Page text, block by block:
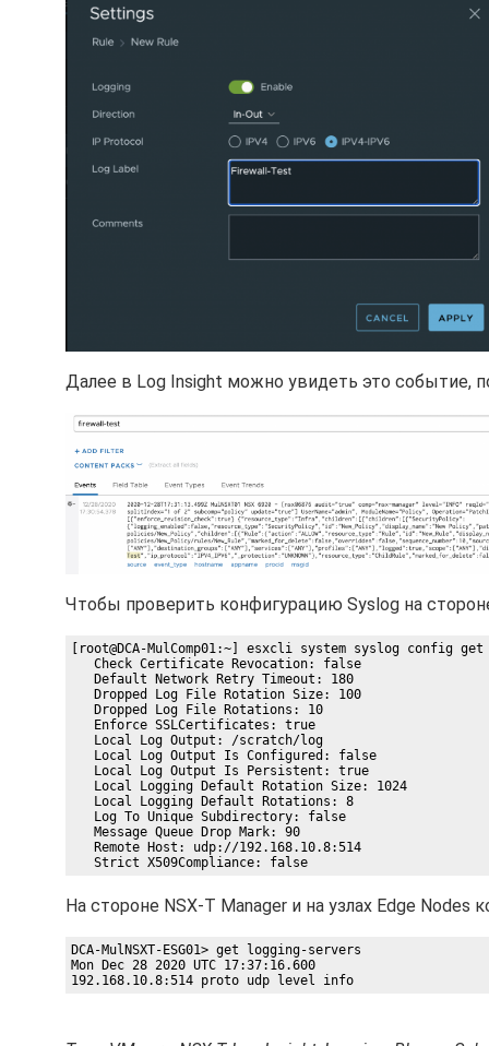
Далее в Log Insight можно увидеть это событие,
Чтобы проверить конфигурацию Syslog на
[root@DCA-MulComp01:~] esxcli system syslog config get
   Check Certificate Revocation: false
   Default Network Retry Timeout: 180
   Dropped Log File Rotation Size: 100
   Dropped Log File Rotations: 10
   Enforce SSLCertificates: true
   Local Log Output: /scratch/log
   Local Log Output Is Configured: false
   Local Log Output Is Persistent: true
   Local Logging Default Rotation Size: 1024
   Local Logging Default Rotations: 8
   Log To Unique Subdirectory: false
   Message Queue Drop Mark: 90
   Remote Host: udp://192.168.10.8:514
На стороне NSX-T Manager и на узлах Edge
DCA-MulNSXT-ESG01> get logging-servers
Mon Dec 28 2020 UTC 17:37:16.600